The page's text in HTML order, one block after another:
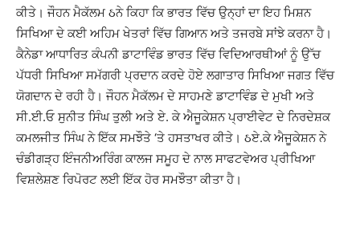
ਕੀਤੇ। ਜੌਹਨ ਮੈਕੱਲਮ ઠਨੇ ਕਿਹਾ ਕਿ ਭਾਰਤ ਵਿੱਚ ਉਨ੍ਹਾਂ ਦਾ ਇਹ ਮਿਸ਼ਨ
ਸਿਖਿਆ ਦੇ ਕਈ ਅਹਿਮ ਖੇਤਰਾਂ ਵਿੱਚ ਗਿਆਨ ਅਤੇ ਤਜਰਬੇ ਸਾਂਝੇ ਕਰਨਾ ਹੈ।
ਕੈਨੇਡਾ ਆਧਾਰਿਤ ਕੰਪਨੀ ਡਾਟਾਵਿੰਡ ਭਾਰਤ ਵਿੱਚ ਵਿਦਿਆਰਥੀਆਂ ਨੂੰ ਉੱਚ
ਪੱਧਰੀ ਸਿਖਿਆ ਸਮੱਗਰੀ ਪ੍ਰਦਾਨ ਕਰਦੇ ਹੋਏ ਲਗਾਤਾਰ ਸਿਖਿਆ ਜਗਤ ਵਿੱਚ
ਯੋਗਦਾਨ ਦੇ ਰਹੀ ਹੈ। ਜੌਹਨ ਮੈਕੱਲਮ ਦੇ ਸਾਹਮਣੇ ਡਾਟਾਵਿੰਡ ਦੇ ਮੁਖੀ ਅਤੇ
ਸੀ.ਈ.ਓ ਸੁਨੀਤ ਸਿੰਘ ਤੁਲੀ ਅਤੇ ਏ. ਕੇ ਐਜੂਕੇਸ਼ਨ ਪ੍ਰਾਈਵੇਟ ਦੇ ਨਿਰਦੇਸ਼ਕ
ਕਮਲਜੀਤ ਸਿੰਘ ਨੇ ਇੱਕ ਸਮਝੌਤੇ ‘ਤੇ ਹਸਤਾਖਰ ਕੀਤੇ। ઠਏ.ਕੇ ਐਜੂਕੇਸ਼ਨ ਨੇ
ਚੰਡੀਗੜ੍ਹ ਇੰਜਨੀਅਰਿੰਗ ਕਾਲਜ ਸਮੂਹ ਦੇ ਨਾਲ ਸਾਫਟਵੇਅਰ ਪ੍ਰੀਖਿਆ
ਵਿਸ਼ਲੇਸ਼ਣ ਰਿਪੋਰਟ ਲਈ ਇੱਕ ਹੋਰ ਸਮਝੌਤਾ ਕੀਤਾ ਹੈ।